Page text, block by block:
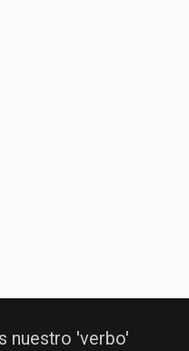
nuestro 'verbo'